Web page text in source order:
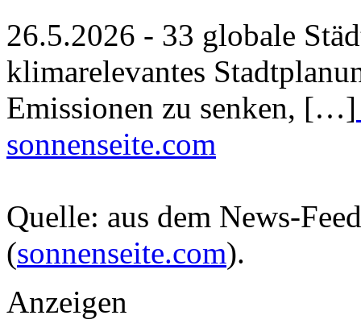
26.5.2026 - 33 globale
klimarelevantes
Emissionen zu senken, […]
sonnenseite.com
Quelle: aus dem News-
(sonnenseite.com).
Anzeigen